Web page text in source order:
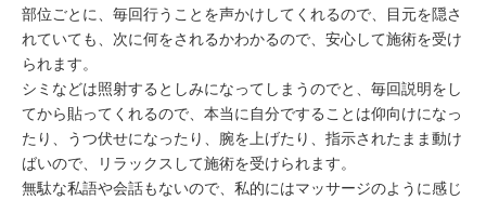
部位ごとに、毎回行うことを声かけしてくれるので、目元を隠さ
れていても、次に何をされるかわかるので、安心して施術を受け
られます。
シミなどは照射するとしみになってしまうのでと、毎回説明をし
てから貼ってくれるので、本当に自分ですることは仰向けになっ
たり、うつ伏せになったり、腕を上げたり、指示されたまま動け
ばいので、リラックスして施術を受けられます。
無駄な私語や会話もないので、私的にはマッサージのように感じ